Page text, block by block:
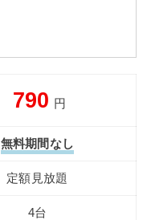
790 円
無料期間なし
定額見放題
4台